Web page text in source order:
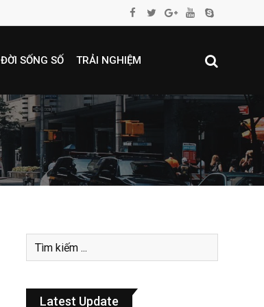
ĐỜI SỐNG SỐ TRẢI NGHIỆM
Latest Update